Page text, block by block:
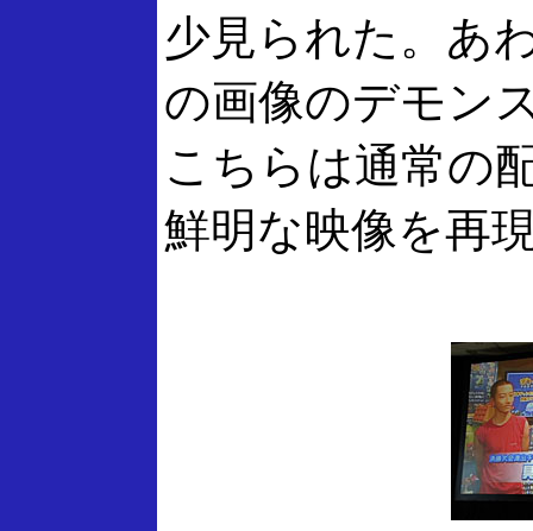
少見られた。あ
の画像のデモン
こちらは通常の
鮮明な映像を再